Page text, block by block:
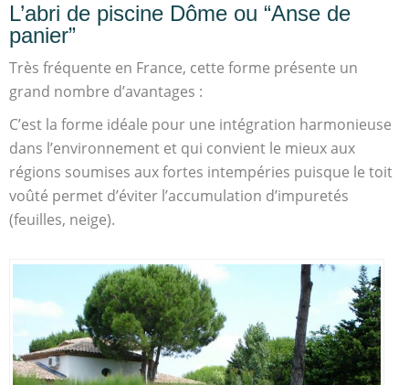
L’abri de piscine Dôme ou “Anse de
panier”
Très fréquente en France, cette forme présente un
grand nombre d’avantages :
C’est la forme idéale pour une intégration harmonieuse
dans l’environnement et qui convient le mieux aux
régions soumises aux fortes intempéries puisque le toit
voûté permet d’éviter l’accumulation d’impuretés
(feuilles, neige).